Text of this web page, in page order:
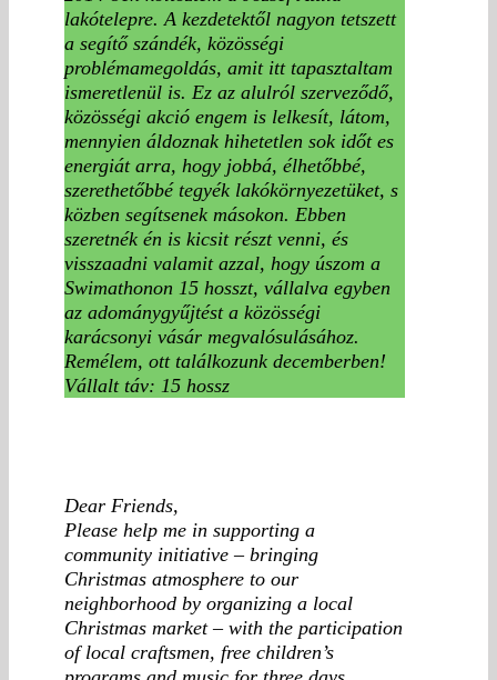
lakótelepre. A kezdetektől nagyon tetszett
a segítő szándék, közösségi
problémamegoldás, amit itt tapasztaltam
ismeretlenül is. Ez az alulról szerveződő,
közösségi akció engem is lelkesít, látom,
mennyien áldoznak hihetetlen sok időt es
energiát arra, hogy jobbá, élhetőbbé,
szerethetőbbé tegyék lakókörnyezetüket, s
közben segítsenek másokon. Ebben
szeretnék én is kicsit részt venni, és
visszaadni valamit azzal, hogy úszom a
Swimathonon 15 hosszt, vállalva egyben
az adománygyűjtést a közösségi
karácsonyi vásár megvalósulásához.
Remélem, ott találkozunk decemberben!
Vállalt táv: 15 hossz
Dear Friends,
Please help me in supporting a
community initiative – bringing
Christmas atmosphere to our
neighborhood by organizing a local
Christmas market – with the participation
of local craftsmen, free children’s